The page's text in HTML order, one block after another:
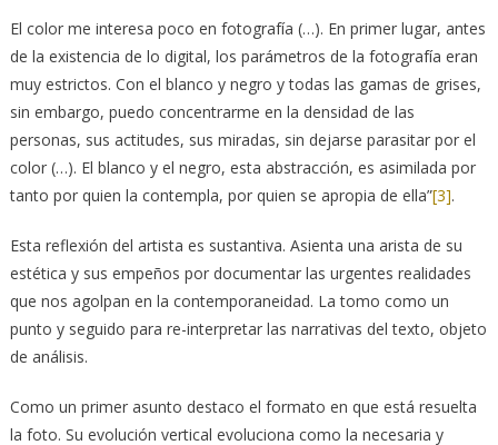
El color me interesa poco en fotografía (…). En primer lugar, antes
de la existencia de lo digital, los parámetros de la fotografía eran
muy estrictos. Con el blanco y negro y todas las gamas de grises,
sin embargo, puedo concentrarme en la densidad de las
personas, sus actitudes, sus miradas, sin dejarse parasitar por el
color (…). El blanco y el negro, esta abstracción, es asimilada por
tanto por quien la contempla, por quien se apropia de ella”[3].
Esta reflexión del artista es sustantiva. Asienta una arista de su
estética y sus empeños por documentar las urgentes realidades
que nos agolpan en la contemporaneidad. La tomo como un
punto y seguido para re-interpretar las narrativas del texto, objeto
de análisis.
Como un primer asunto destaco el formato en que está resuelta
la foto. Su evolución vertical evoluciona como la necesaria y